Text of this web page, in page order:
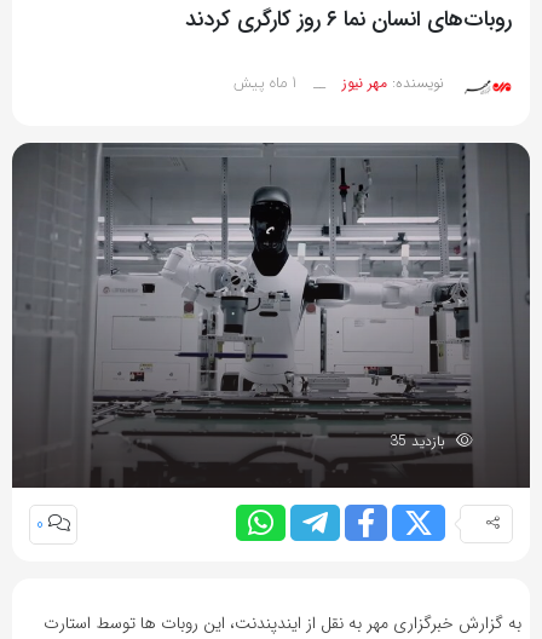
روبات‌های انسان نما ۶ روز کارگری کردند
نویسنده: مهر نیوز __ 1 ماه پیش
بازدید 35
0
به گزارش خبرگزاری مهر به نقل از ایندپندنت، این روبات ها توسط استارت